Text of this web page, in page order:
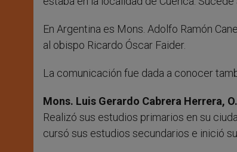
En Argentina es Mons. Adolfo Ramón
al obispo Ricardo Óscar Faider.
La comunicación fue dada a conocer
Mons. Luis Gerardo Cabrera Herrera,
Realizó sus estudios primarios en su
cursó sus estudios secundarios e inició